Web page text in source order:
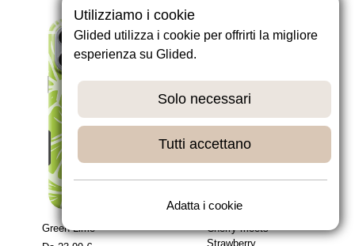
Green Lime
Cherry meets
Strawberry
Utilizziamo i cookie
Glided utilizza i cookie per offrirti la migliore
esperienza su Glided.
Solo necessari
Tutti accettano
Adatta i cookie